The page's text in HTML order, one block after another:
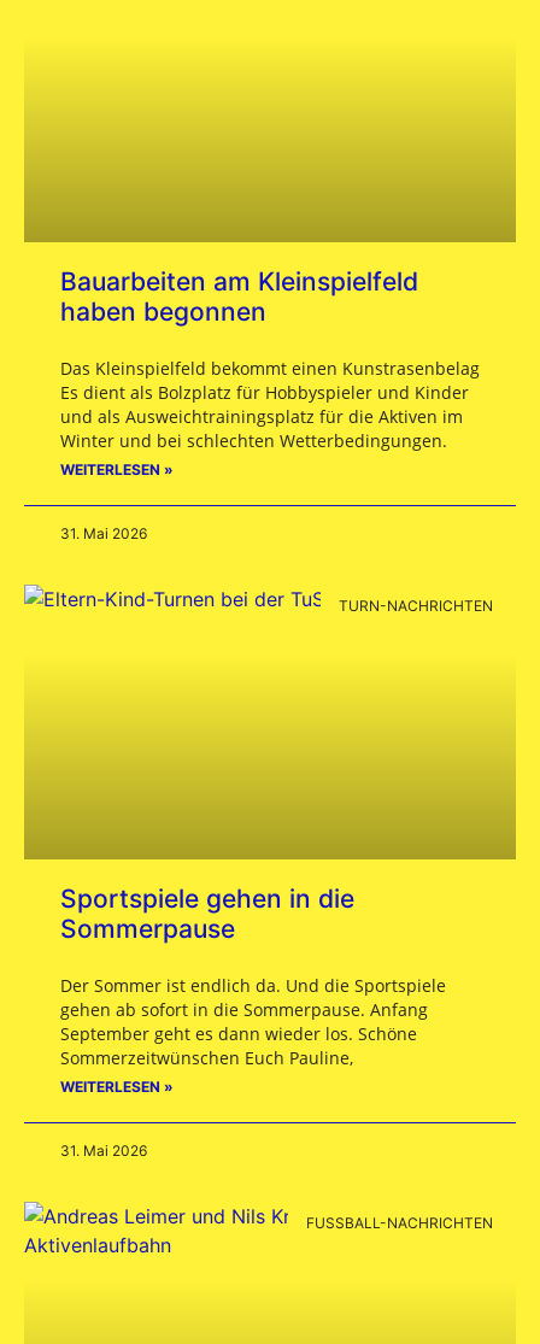
Bauarbeiten am Kleinspielfeld
haben begonnen
Das Kleinspielfeld bekommt einen Kunstrasenbelag
Es dient als Bolzplatz für Hobbyspieler und Kinder
und als Ausweichtrainingsplatz für die Aktiven im
Winter und bei schlechten Wetterbedingungen.
WEITERLESEN »
31. Mai 2026
TURN-NACHRICHTEN
Sportspiele gehen in die
Sommerpause
Der Sommer ist endlich da. Und die Sportspiele
gehen ab sofort in die Sommerpause. Anfang
September geht es dann wieder los. Schöne
Sommerzeitwünschen Euch Pauline,
WEITERLESEN »
31. Mai 2026
FUSSBALL-NACHRICHTEN